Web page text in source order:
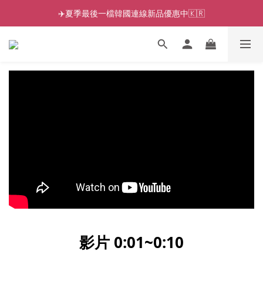
✈️夏季最後一檔韓國連線新品優惠中🇰🇷
影片 0:01~0:10